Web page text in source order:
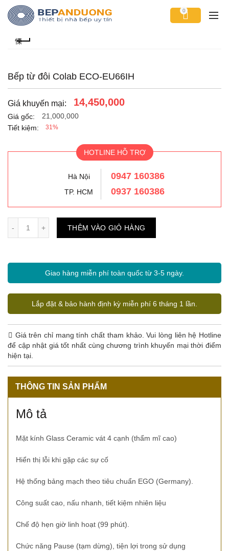
0
Bếp từ đôi Colab ECO-EU66IH
Giá khuyến mại: 14,450,000
Giá gốc:
21,000,000
Tiết kiệm:
31%
HOTLINE HỖ TRỢ
Hà Nội 0947 160386
TP. HCM 0937 160386
THÊM VÀO GIỎ HÀNG
Giao hàng miễn phí toàn quốc từ 3-5 ngày.
Lắp đặt & bảo hành định kỳ miễn phí 6 tháng 1 lần.
Giá trên chỉ mang tính chất tham khảo. Vui lòng liên hệ Hotline
để cập nhật giá tốt nhất cùng chương trình khuyến mại thời điểm
hiện tại.
THÔNG TIN SẢN PHẨM
Mô tả
Mặt kính Glass Ceramic vát 4 cạnh (thẩm mĩ cao)
Hiển thị lỗi khi gặp các sự cố
Hệ thống bảng mạch theo tiêu chuẩn EGO (Germany).
Công suất cao, nấu nhanh, tiết kiệm nhiên liệu
Chế độ hẹn giờ linh hoạt (99 phút).
Chức năng Pause (tạm dừng), tiện lợi trong sử dụng